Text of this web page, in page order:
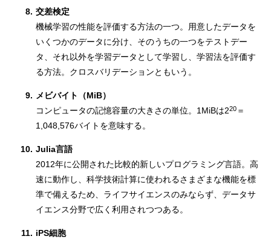
8. 交差検定
機械学習の性能を評価する方法の一つ。用意したデータを
いくつかのデータに分け、そのうちの一つをテストデー
タ、それ以外を学習データとして学習し、学習法を評価す
る方法。クロスバリデーションともいう。
9. メビバイト（MiB）
コンピュータの記憶容量の大きさの単位。1MiBは220 ＝
1,048,576バイトを意味する。
10. Julia言語
2012年に公開された比較的新しいプログラミング言語。高
速に動作し、科学技術計算に使われるさまざまな機能を標
準で備えるため、ライフサイエンスのみならず、データサ
イエンス分野で広く利用されつつある。
11. iPS細胞